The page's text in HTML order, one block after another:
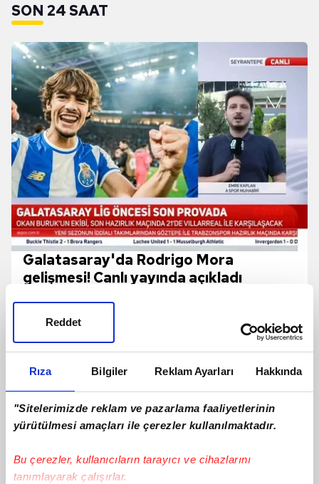
Rıza Bilgiler Reklam Ayarları Hakkında
"Sitelerimizde reklam ve pazarlama faaliyetlerinin
yürütülmesi amaçları ile çerezler kullanılmaktadır.
Bu çerezler, kullanıcıların tarayıcı ve cihazlarını
tanımlayarak çalışırlar.
Reddet
SON 24 SAAT
Galatasaray'da Rodrigo Mora
gelişmesi! Canlı yayında açıkladı